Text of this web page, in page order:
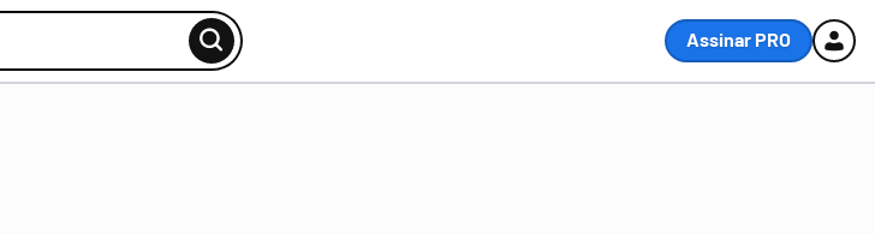
Assinar PRO